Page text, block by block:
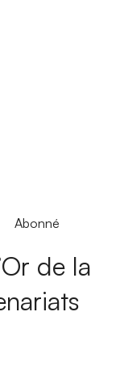
Abonné
de la